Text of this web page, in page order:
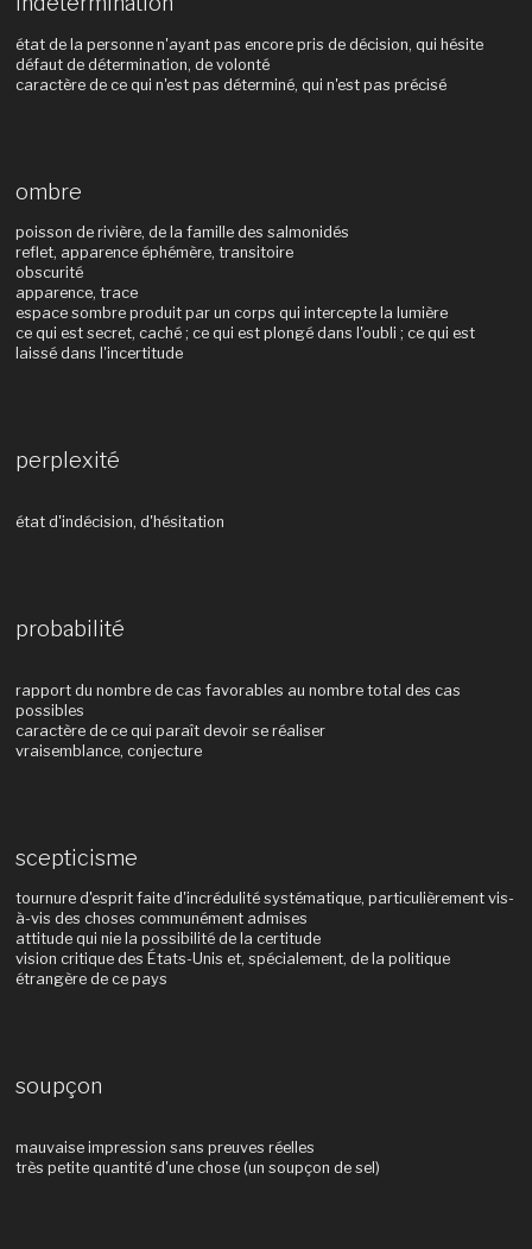
état de la personne n'ayant pas encore pris de décision, qui hésite
défaut de détermination, de volonté
caractère de ce qui n'est pas déterminé, qui n'est pas précisé
ombre
poisson de rivière, de la famille des salmonidés
reflet, apparence éphémère, transitoire
obscurité
apparence, trace
espace sombre produit par un corps qui intercepte la lumière
ce qui est secret, caché ; ce qui est plongé dans l'oubli ; ce qui est
laissé dans l'incertitude
perplexité
état d'indécision, d'hésitation
probabilité
rapport du nombre de cas favorables au nombre total des cas
possibles
caractère de ce qui paraît devoir se réaliser
vraisemblance, conjecture
scepticisme
tournure d'esprit faite d'incrédulité systématique, particulièrement vis-
à-vis des choses communément admises
attitude qui nie la possibilité de la certitude
vision critique des États-Unis et, spécialement, de la politique
étrangère de ce pays
soupçon
mauvaise impression sans preuves réelles
très petite quantité d'une chose (un soupçon de sel)